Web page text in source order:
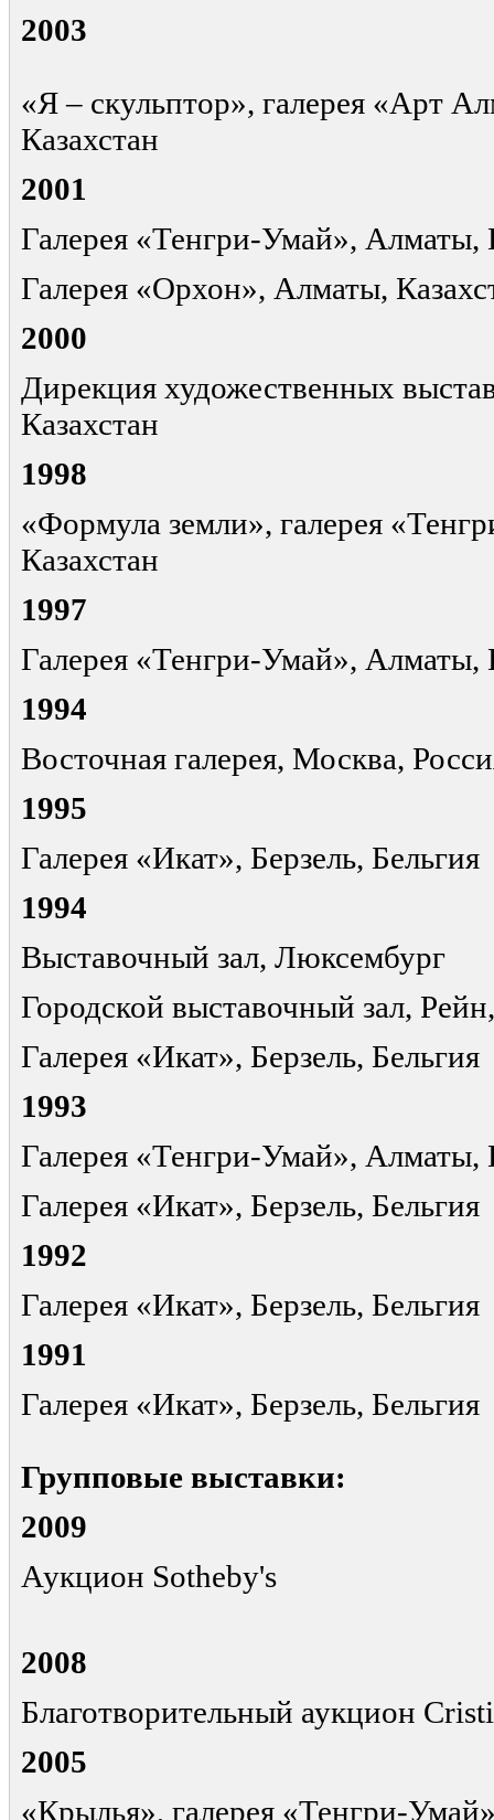
2003
«Я – скульптор», галерея «Арт
Казахстан
2001
Галерея «Тенгри-Умай», Алматы,
Галерея «Орхон», Алматы,
2000
Дирекция художественных
Казахстан
1998
«Формула земли», галерея
Казахстан
1997
Галерея «Тенгри-Умай», Алматы,
1994
Восточная галерея, Москва,
1995
Галерея «Икат», Берзель, Бельгия
1994
Выставочный зал, Люксембург
Городской выставочный зал,
Галерея «Икат», Берзель, Бельгия
1993
Галерея «Тенгри-Умай», Алматы,
Галерея «Икат», Берзель, Бельгия
1992
Галерея «Икат», Берзель, Бельгия
1991
Галерея «Икат», Берзель, Бельгия
Групповые выставки:
2009
Аукцион Sotheby's
2008
Благотворительный аукцион
2005
«Крылья», галерея «Тенгри-